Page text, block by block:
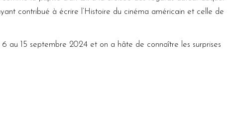
contribué à écrire l’Histoire du cinéma américain et celle de
au 15 septembre 2024 et on a hâte de connaître les surprises